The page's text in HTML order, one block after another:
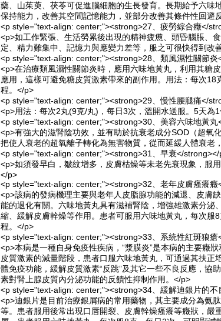
藥、山茱萸、茯苓可促進腦細胞的生長發育。長期給予六味
保持能力，改善其空間記憶能力，並部分改善其條件性回避
<p style="text-align: center;"><strong>27、疲勞綜合癥</
<p>如工作緊張、生活勞累後出現的精神疲憊、頭昏腦脹、
定、精力難集中、記憶力與應變力差等，服之可很快得到改
<p style="text-align: center;"><strong>28、類風濕性關節炎
<p>在治療類風濕性關節炎時，應用六味地黃丸，利用其糖
應用，這樣可避免糖皮質激素帶來的副作用。用法：每次18
程。</p>
<p style="text-align: center;"><strong>29、慢性腰腿痛</
<p>用法：每次2丸(9克/丸)，每日3次，溫開水送服。5天為
<p style="text-align: center;"><strong>30、美容六味地黃丸
<p>有強大的滋腎陰功效，並有助於抗衰老成分SOD（超氧
把使人衰老的超氧離子轉化為無害物質，從而延緩人體衰老
<p style="text-align: center;"><strong>31、早衰</strong></
<p>如須發早白，皺紋增多，皮膚枯燥等未老先衰現象，服
</p>
<p style="text-align: center;"><strong>32、老年皮膚瘙癢癥
<p>該病的發病機理主要與老年人皮脂腺功能的減退、皮膚
能的退化有關。六味地黃丸具有滋補腎陰，增強雄激素分泌
縮、緩解皮膚幹燥等作用。患者可服用六味地黃丸，每次服
程。</p>
<p style="text-align: center;"><strong>33、系統性紅斑狼瘡
<p>本病是一種自身免疫性疾病，“漿膜炎”是本病的主要癥
皮質激素的減量階段，患者口服六味地黃丸，可通過其扶正
體免疫功能，緩解皮質激素“反跳”及其它一些不良反應，協
素對腎上腺皮質內分泌功能的反饋性抑制作用。</p>
<p style="text-align: center;"><strong>34、緩解迪銀片的
<p>迪銀片是目前治療銀屑病的常用藥物，其主要成分為氨
等。患者服用後常出現口唇開裂、皮膚幹燥瘙癢等癥狀，嚴